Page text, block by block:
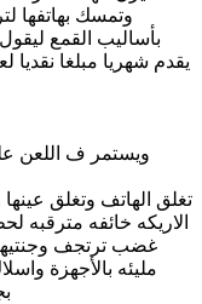
وتمسك بهاتفها
بأساليب القمع
يقدم شهريا مبلغا نقديا
ويستمر ف اللعن
تغلق الهاتف وتغلق
الاريكه خائفه مترقبه
غضب ترتجف
مليئه بالأجهزة